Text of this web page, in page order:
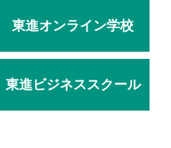
東進オンライン学校
東進ビジネススクール